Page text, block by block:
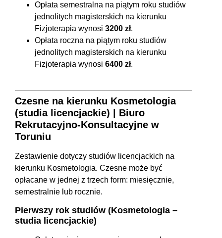
Opłata semestralna na piątym roku studiów
jednolitych magisterskich na kierunku
Fizjoterapia wynosi 3200 zł.
Opłata roczna na piątym roku studiów
jednolitych magisterskich na kierunku
Fizjoterapia wynosi 6400 zł.
Czesne na kierunku Kosmetologia
(studia licencjackie) | Biuro
Rekrutacyjno-Konsultacyjne w
Toruniu
Zestawienie dotyczy studiów licencjackich na
kierunku Kosmetologia. Czesne może być
opłacane w jednej z trzech form: miesięcznie,
semestralnie lub rocznie.
Pierwszy rok studiów (Kosmetologia –
studia licencjackie)